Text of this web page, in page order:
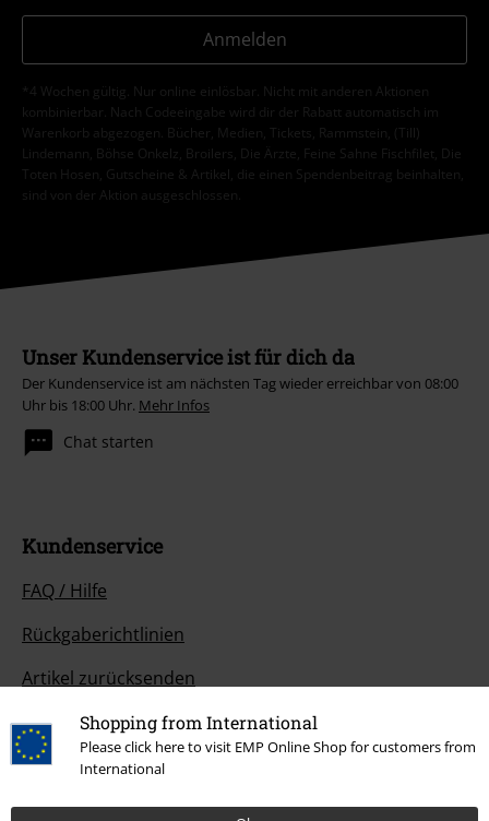
Shopping from International
Please click here to visit EMP Online Shop for customers from
International
Anmelden
*4 Wochen gültig. Nur online einlösbar. Nicht mit anderen Aktionen
kombinierbar. Nach Codeeingabe wird dir der Rabatt automatisch im
Warenkorb abgezogen. Bücher, Medien, Tickets, Rammstein, (Till)
Lindemann, Böhse Onkelz, Broilers, Die Ärzte, Feine Sahne Fischfilet, Die
Toten Hosen, Gutscheine & Artikel, die einen Spendenbeitrag beinhalten,
sind von der Aktion ausgeschlossen.
Unser Kundenservice ist für dich da
Der Kundenservice ist am nächsten Tag wieder erreichbar von 08:00
Uhr bis 18:00 Uhr. Mehr Infos
Chat starten
Kundenservice
FAQ / Hilfe
Rückgaberichtlinien
Artikel zurücksenden
Größentabelle
BSC Mitgliedschaft kündigen
Zahlungsarten